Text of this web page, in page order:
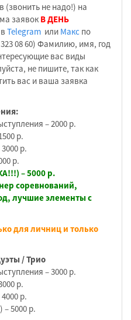
(звонить не надо!) на
заявок В ДЕНЬ
в Telegram или Макс по
08 60) Фамилию, имя, год
вас виды
не пишите, так как
вас и ваша заявка
– 2000 р.
р.
р.
р.
– 5000 р.
соревнований,
лучшие элементы с
для личниц и только
/ Трио
– 3000 р.
р.
р.
5000 р.